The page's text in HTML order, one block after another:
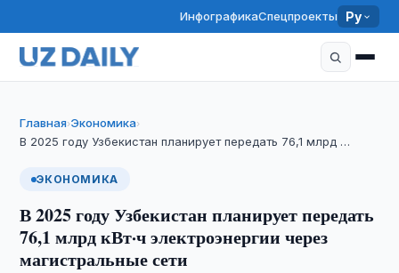
ИнфографикаСпецпроекты Ру
Главная›Экономика›
В 2025 году Узбекистан планирует передать 76,1 млрд …
ЭКОНОМИКА
В 2025 году Узбекистан планирует передать
76,1 млрд кВт·ч электроэнергии через
магистральные сети